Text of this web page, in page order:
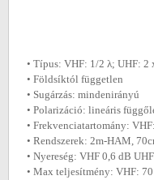
• Típus: VHF: 1/2 λ; UHF: 2
• Földsíktól független
• Sugárzás: mindenirányú
• Polarizáció: lineáris
• Frekvenciatartomány:
• Rendszerek: 2m-HAM,
• Nyereség: VHF 0,6 dB
• Max teljesítmény: VHF: